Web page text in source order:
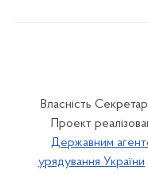
Власність
Проект
Державним
урядування України